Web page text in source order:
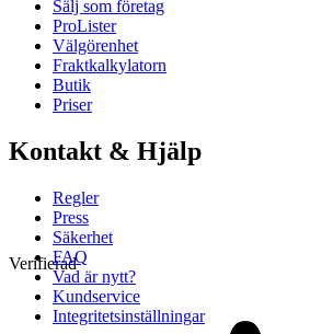
Verifierad
Sälj som företag
ProLister
Välgörenhet
Fraktkalkylatorn
Butik
Priser
Kontakt & Hjälp
Regler
Press
Säkerhet
FAQ
Vad är nytt?
Kundservice
Integritetsinställningar